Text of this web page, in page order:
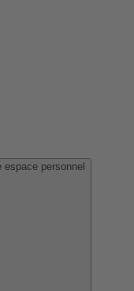
personnel